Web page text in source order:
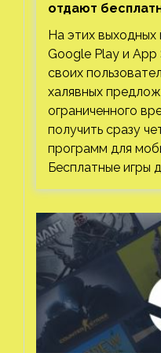
отдают
Play и App Store.
загрузок
На этих
Google Play и App
своих
халявных
ограниченного
получить сразу
программ для
Бесплатные игры